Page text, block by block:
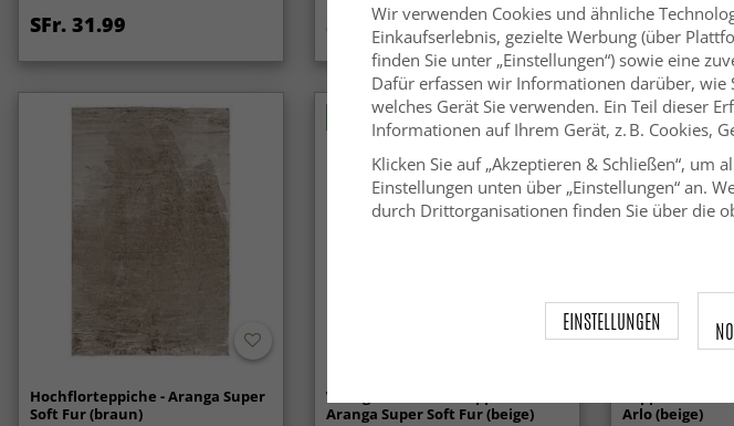
SFr. 31.99 SFr. 13.99 SFr. 75.99
Hochflorteppiche - Aranga Super
Soft Fur (braun)
Neuheit
Welligem Hochflorteppich -
Aranga Super Soft Fur (beige)
Arlo (beige)
Wir verwenden Cookies und ähnliche
Einkaufserlebnis, gezielte Werbung (über
finden Sie unter „Einstellungen“) sowie eine
Dafür erfassen wir Informationen darüber, wie
welches Gerät Sie verwenden. Ein Teil dieser
Informationen auf Ihrem Gerät, z. B. Cookies,
Klicken Sie auf „Akzeptieren & Schließen“, um
Einstellungen unten über „Einstellungen“ an.
durch Drittorganisationen finden Sie über die
EINSTELLUNGEN